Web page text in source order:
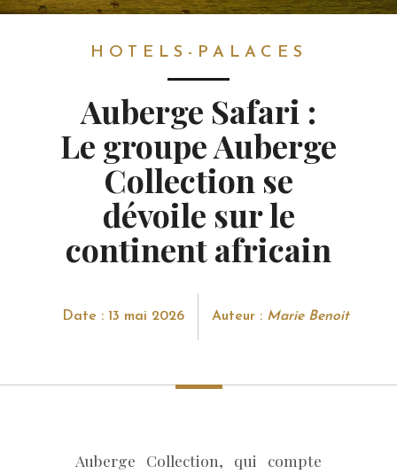
HOTELS-PALACES
Auberge Safari :
Le groupe Auberge
Collection se
dévoile sur le
continent africain
Date : 13 mai 2026 Auteur : Marie Benoit
Auberge Collection, qui compte